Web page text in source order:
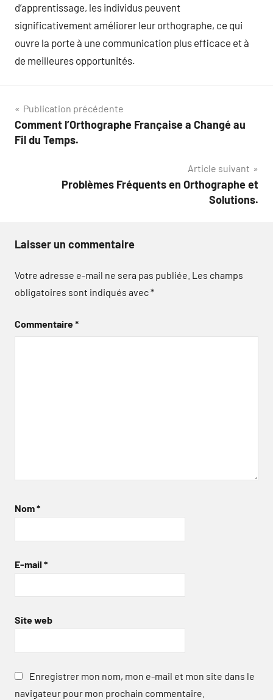
d’apprentissage, les individus peuvent
significativement améliorer leur orthographe, ce qui
ouvre la porte à une communication plus efficace et à
de meilleures opportunités.
Navigation
de
Publication précédente
Comment l’Orthographe Française a Changé au
Fil du Temps.
Article suivant
Problèmes Fréquents en Orthographe et
Solutions.
Laisser un commentaire
Votre adresse e-mail ne sera pas publiée. Les champs
obligatoires sont indiqués avec*
Commentaire*
Nom*
E-mail *
Site web
Enregistrer mon nom, mon e-mail et mon site dans le
navigateur pour mon prochain commentaire.